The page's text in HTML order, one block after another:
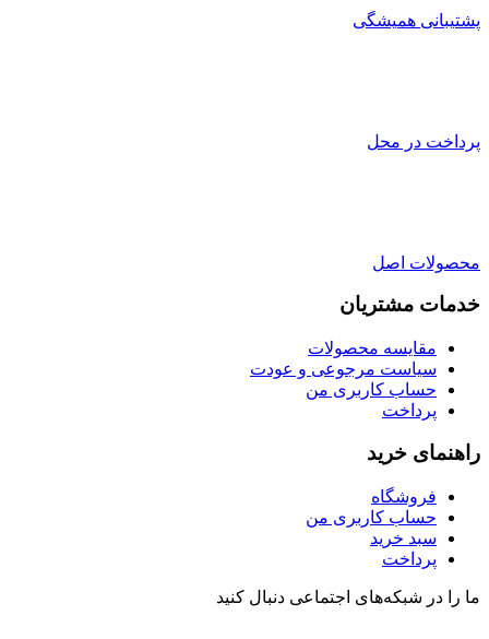
پشتیبانی همیشگی
پرداخت در محل
محصولات اصل
خدمات مشتریان
مقایسه محصولات
سیاست مرجوعی و عودت
حساب کاربری من
پرداخت
راهنمای خرید
فروشگاه
حساب کاربری من
سبد خرید
پرداخت
ما را در شبکه‌های اجتماعی دنبال کنید